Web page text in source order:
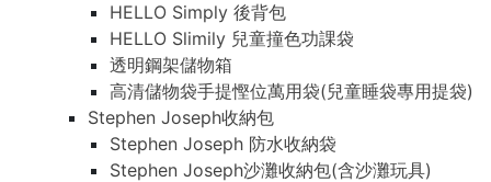
HELLO Simply 後背包
HELLO Slimily 兒童撞色功課袋
透明鋼架儲物箱
高清儲物袋手提慳位萬用袋(兒童睡袋專用提袋)
Stephen Joseph收納包
Stephen Joseph 防水收納袋
Stephen Joseph沙灘收納包(含沙灘玩具)